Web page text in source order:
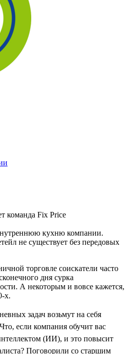
команда Fix Price
кухню компании.
не существует без передовых
торговле соискатели часто
дня сурка
А некоторым и вовсе кажется,
х.
задач возьмут на себя
если компания обучит вас
(ИИ), и это повысит
Поговорили со старшим